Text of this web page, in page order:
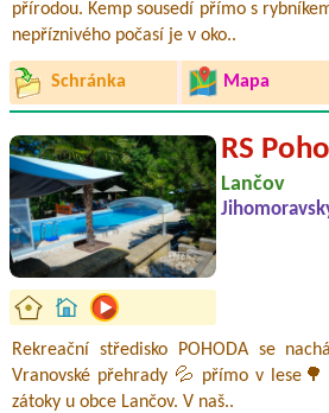
přírodou. Kemp sousedí přímo s
nepříznivého počasí je v oko..
Schránka Mapa
RS
Lančov
Rekreační středisko POHODA se
Vranovské přehrady 💦 přímo v
zátoky u obce Lančov. V naš..